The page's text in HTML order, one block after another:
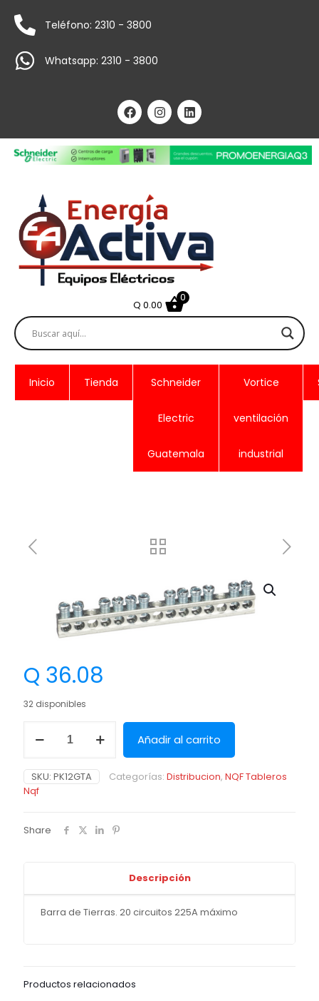
Teléfono: 2310 - 3800
Whatsapp: 2310 - 3800
Q 0.00
0
Inicio Tienda Schneider
Electric
Guatemala
Vortice
ventilación
industrial
Q 36.08
32 disponibles
Añadir al carrito
SKU: PK12GTA Categorías: Distribucion, NQF Tableros
Nqf
Share
Descripción
Barra de Tierras. 20 circuitos 225A máximo
Productos relacionados